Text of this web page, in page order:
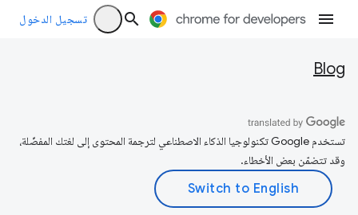
تسجيل الدخول
Blog
تستخدم Google تكنولوجيا الذكاء الاصطناعي لترجمة المحتوى إلى لغتك المفضّلة،
وقد تتضمّن بعض الأخطاء.